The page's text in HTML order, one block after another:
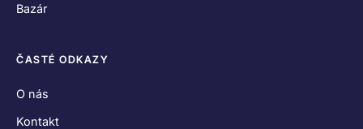
Bazár
ČASTÉ ODKAZY
O nás
Kontakt